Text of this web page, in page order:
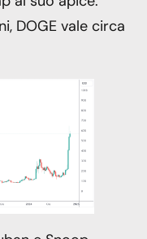
DOGE vale circa